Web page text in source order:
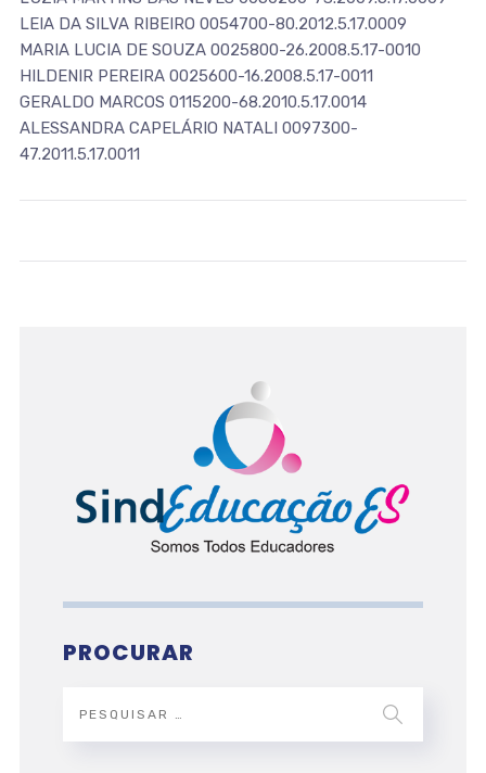
LEIA DA SILVA RIBEIRO 0054700-80.2012.5.17.0009
MARIA LUCIA DE SOUZA 0025800-26.2008.5.17-0010
HILDENIR PEREIRA 0025600-16.2008.5.17-0011
GERALDO MARCOS 0115200-68.2010.5.17.0014
ALESSANDRA CAPELÁRIO NATALI 0097300-
47.2011.5.17.0011
PROCURAR